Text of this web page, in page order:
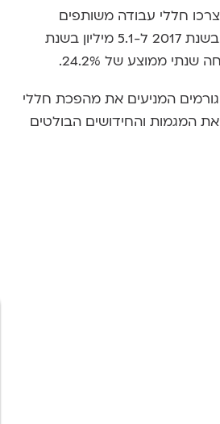
חללי עבודה משותפים
יגדל מ-1.74 מיליון בשנת 2017 ל-5.1 מיליון בשנת
המניעים את מהפכת חללי
המגמות והחידושים הבולטים